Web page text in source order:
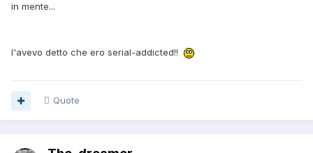
in mente...
l'avevo detto che ero serial-addicted!!
Quote